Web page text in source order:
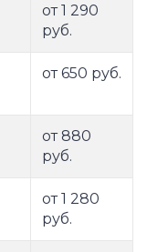
от 1 290
руб.
от 650 руб.
от 880
руб.
от 1 280
руб.